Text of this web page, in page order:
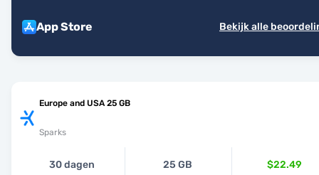
App Store Bekijk alle
Europe and USA 25 GB
Sparks
30 dagen 25 GB $22.49